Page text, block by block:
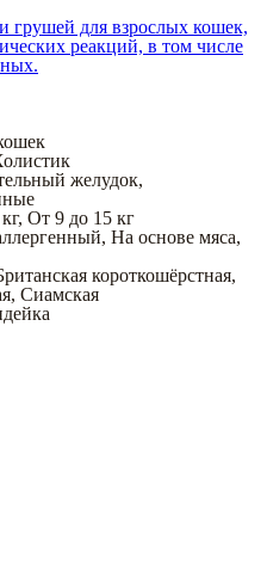
грушей для взрослых кошек,
реакций, в том числе
желудок,
, От 9 до 15 кг
, На основе мяса,
короткошёрстная,
, Сиамская